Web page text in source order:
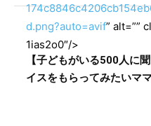
d.png?auto=avif” alt=””
1ias2o0″/>
【子どもがいる500人に
イスをもらってみたいマ